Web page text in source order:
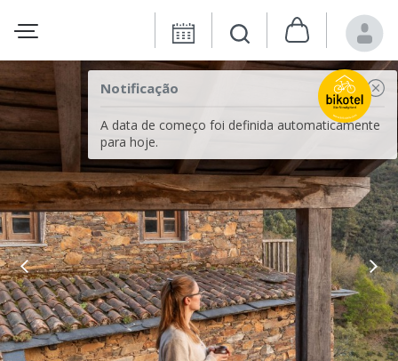
Notificação
A data de começo foi definida automaticamente
para hoje.